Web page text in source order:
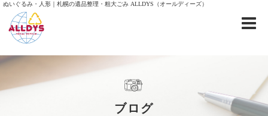
ぬいぐるみ・人形｜札幌の遺品整理・粗大ごみ ALLDYS（オールディーズ）
ブログ